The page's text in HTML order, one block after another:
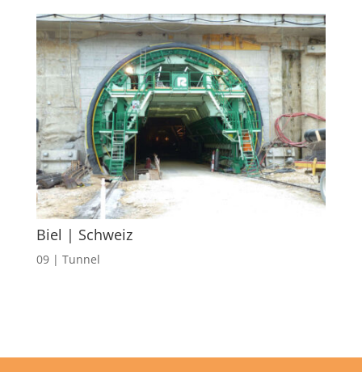
Biel | Schweiz
09 | Tunnel